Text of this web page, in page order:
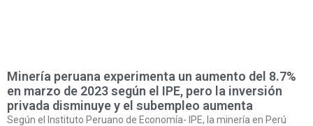
Minería peruana experimenta un aumento del 8.7%
en marzo de 2023 según el IPE, pero la inversión
privada disminuye y el subempleo aumenta
Según el Instituto Peruano de Economía- IPE, la minería en Perú